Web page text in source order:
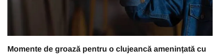
Momente de groază pentru o clujeancă amenințată cu